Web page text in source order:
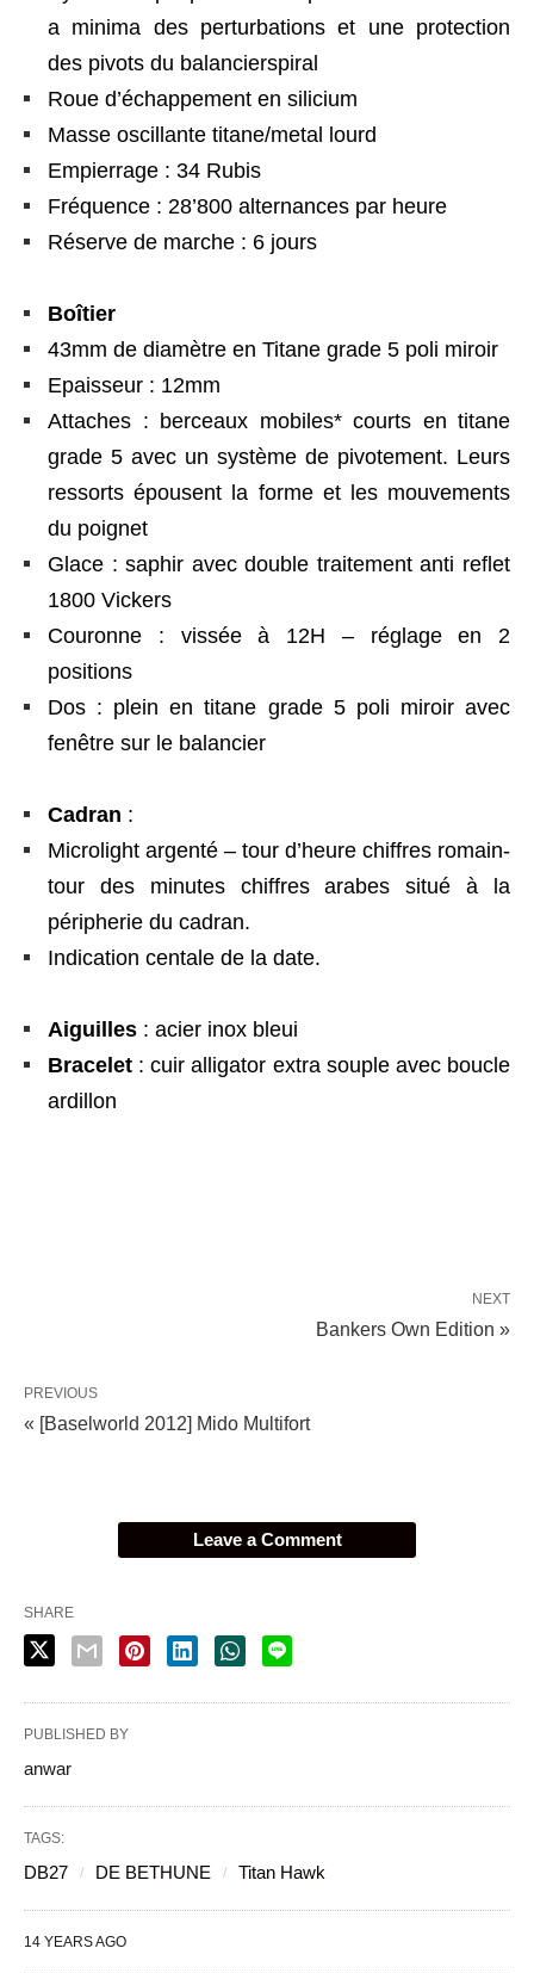
a minima des perturbations et une protection
des pivots du balancierspiral
Roue d’échappement en silicium
Masse oscillante titane/metal lourd
Empierrage : 34 Rubis
Fréquence : 28’800 alternances par heure
Réserve de marche : 6 jours
Boîtier
43mm de diamètre en Titane grade 5 poli miroir
Epaisseur : 12mm
Attaches : berceaux mobiles* courts en titane
grade 5 avec un système de pivotement. Leurs
ressorts épousent la forme et les mouvements
du poignet
Glace : saphir avec double traitement anti reflet
1800 Vickers
Couronne : vissée à 12H – réglage en 2
positions
Dos : plein en titane grade 5 poli miroir avec
fenêtre sur le balancier
Cadran :
Microlight argenté – tour d’heure chiffres romain-
tour des minutes chiffres arabes situé à la
péripherie du cadran.
Indication centale de la date.
Aiguilles : acier inox bleui
Bracelet : cuir alligator extra souple avec boucle
ardillon
NEXT
Bankers Own Edition »
PREVIOUS
« [Baselworld 2012] Mido Multifort
Leave a Comment
SHARE
PUBLISHED BY
anwar
TAGS:
DB27 DE BETHUNE Titan Hawk
14 YEARS AGO